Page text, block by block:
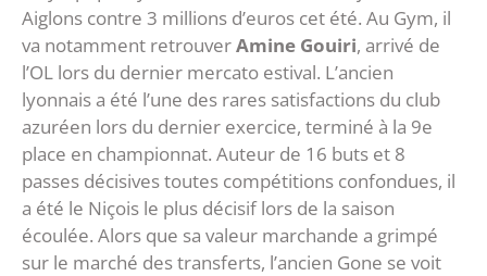
Aiglons contre 3 millions d’euros cet été. Au Gym, il
va notamment retrouverAmine Gouiri, arrivé de
l’OL lors du dernier mercato estival. L’ancien
lyonnais a été l’une des rares satisfactions du club
azuréen lors du dernier exercice, terminé à la 9e
place en championnat. Auteur de 16 buts et 8
passes décisives toutes compétitions confondues, il
a été le Niçois le plus décisif lors de la saison
écoulée. Alors que sa valeur marchande a grimpé
sur le marché des transferts, l’ancien Gone se voit